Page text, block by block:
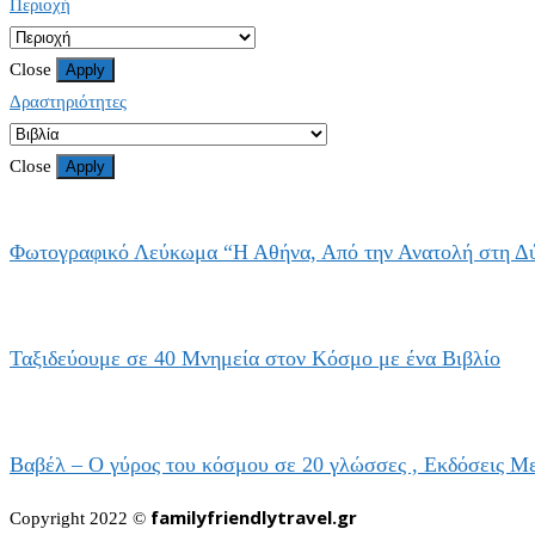
Περιοχή
Close Apply
Δραστηριότητες
Close Apply
Φωτογραφικό Λεύκωμα “Η Αθήνα, Από την Ανατολή στη
Ταξιδεύουμε σε 40 Μνημεία στον Κόσμο με ένα Βιβλίο
Βαβέλ – Ο γύρος του κόσμου σε 20 γλώσσες , Εκδόσεις
Copyright 2022 © familyfriendlytravel.gr